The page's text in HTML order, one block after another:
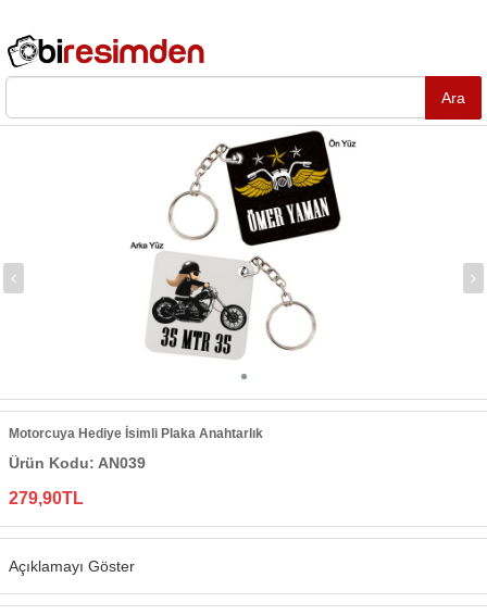
Motorcuya Hediye İsimli Plaka Anahtarlık
Ürün Kodu: AN039
279,90TL
Açıklamayı Göster